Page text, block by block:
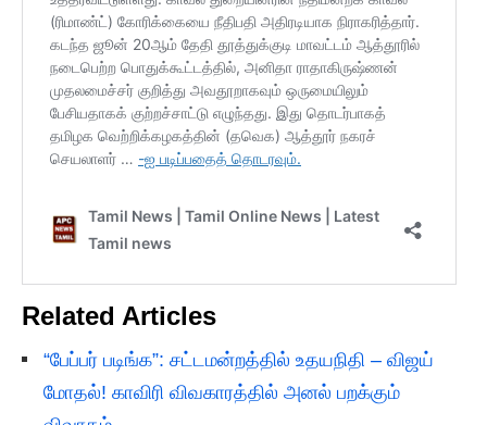
Related Articles
“பேப்பர் படிங்க”: சட்டமன்றத்தில் உதயநிதி – விஜய்
மோதல்! காவிரி விவகாரத்தில் அனல் பறக்கும்